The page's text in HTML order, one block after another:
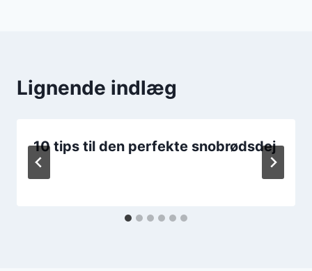
Lignende indlæg
10 tips til den perfekte snobrødsdej